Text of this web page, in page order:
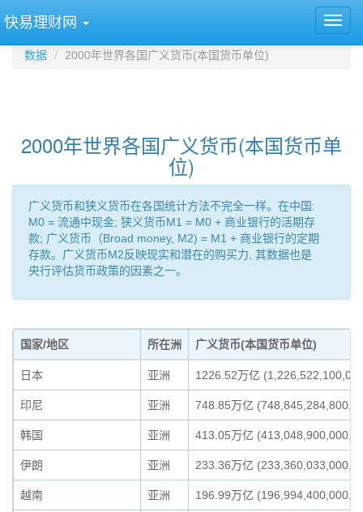
快易理财网
数据 2000年世界各国广义货币(本国货币单位)
2000年世界各国广义货币(本国货币单
位)
广义货币和狭义货币在各国统计方法不完全一样。在中国:
M0 = 流通中现金; 狭义货币M1 = M0 + 商业银行的活期存
款; 广义货币（Broad money, M2) = M1 + 商业银行的定期
存款。广义货币M2反映现实和潜在的购买力, 其数据也是
央行评估货币政策的因素之一。
国家/地区 所在洲 广义货币(本国货币单位)
日本 亚洲 1226.52万亿
印尼 亚洲 748.85万亿
韩国 亚洲 413.05万亿
伊朗 亚洲 233.36万亿
越南 亚洲 196.99万亿